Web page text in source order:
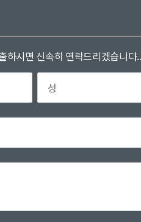
하시면 신속히 연락드리겠습니다